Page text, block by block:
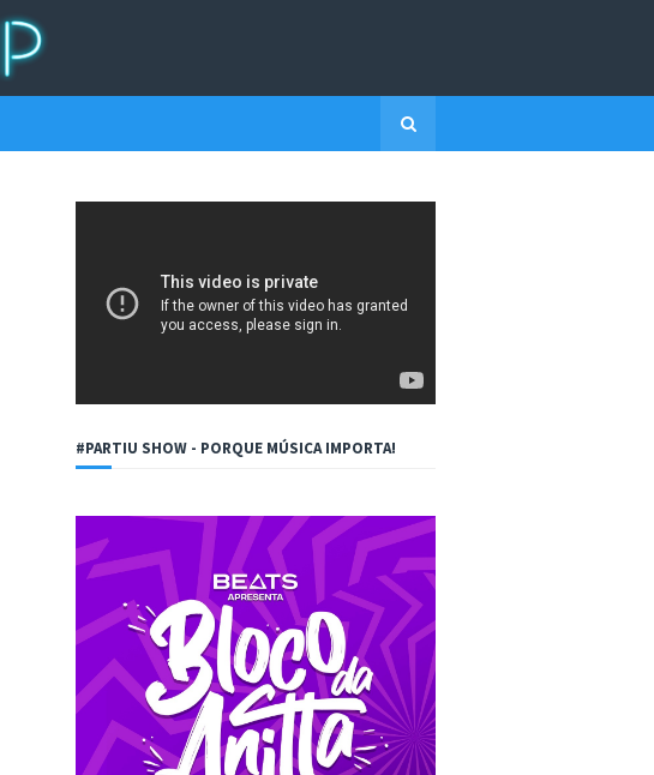
#PARTIU SHOW - PORQUE MÚSICA IMPORTA!